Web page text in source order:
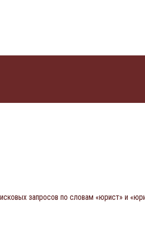
запросов по словам «юрист» и